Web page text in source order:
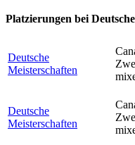
Platzierungen bei
Deutsche
Meisterschaften
Deutsche
Meisterschaften